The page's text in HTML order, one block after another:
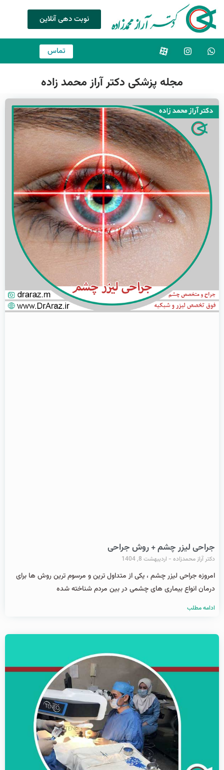
نوبت دهی آنلاین
تماس
مجله پزشکی دکتر آراز محمد زاده
جراحی لیزر چشم + روش جراحی
دکتر آراز محمدزاده اردیبهشت 8, 1404
امروزه جراحی لیزر چشم ، یکی از متداول ترین و مرسوم ترین روش ها برای
درمان انواع بیماری های چشمی در بین مردم شناخته شده
ادامه مطلب